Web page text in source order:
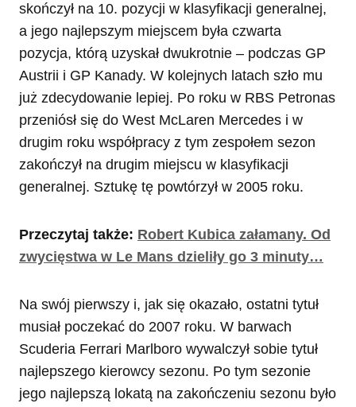
skończył na 10. pozycji w klasyfikacji generalnej,
a jego najlepszym miejscem była czwarta
pozycja, którą uzyskał dwukrotnie – podczas GP
Austrii i GP Kanady. W kolejnych latach szło mu
już zdecydowanie lepiej. Po roku w RBS Petronas
przeniósł się do West McLaren Mercedes i w
drugim roku współpracy z tym zespołem sezon
zakończył na drugim miejscu w klasyfikacji
generalnej. Sztukę tę powtórzył w 2005 roku.
Przeczytaj także: Robert Kubica załamany. Od
zwycięstwa w Le Mans dzieliły go 3 minuty…
Na swój pierwszy i, jak się okazało, ostatni tytuł
musiał poczekać do 2007 roku. W barwach
Scuderia Ferrari Marlboro wywalczył sobie tytuł
najlepszego kierowcy sezonu. Po tym sezonie
jego najlepszą lokatą na zakończeniu sezonu było